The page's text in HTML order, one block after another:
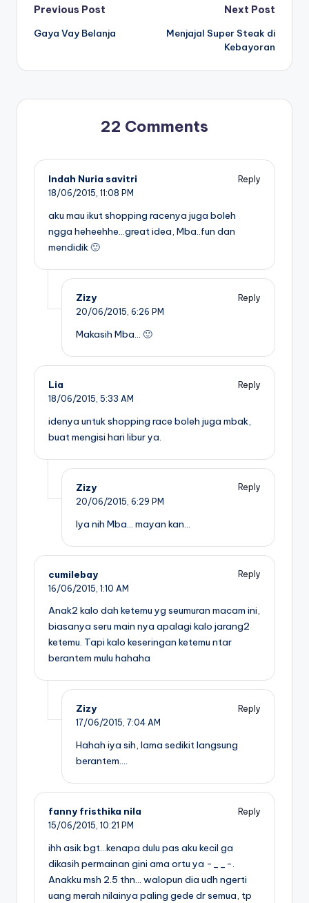
Post
navigation
Previous Post
Gaya Vay Belanja
Next Post
Menjajal Super Steak di
Kebayoran
22 Comments
Indah Nuria savitri
Reply
18/06/2015, 11:08 PM
aku mau ikut shopping racenya juga boleh
ngga heheehhe…great idea, Mba..fun dan
mendidik 🙂
Zizy
Reply
20/06/2015, 6:26 PM
Makasih Mba… 🙂
Lia
Reply
18/06/2015, 5:33 AM
idenya untuk shopping race boleh juga mbak,
buat mengisi hari libur ya.
Zizy
Reply
20/06/2015, 6:29 PM
Iya nih Mba… mayan kan…
cumilebay
Reply
16/06/2015, 1:10 AM
Anak2 kalo dah ketemu yg seumuran macam ini,
biasanya seru main nya apalagi kalo jarang2
ketemu. Tapi kalo keseringan ketemu ntar
berantem mulu hahaha
Zizy
Reply
17/06/2015, 7:04 AM
Hahah iya sih, lama sedikit langsung
berantem….
fanny fristhika nila
Reply
15/06/2015, 10:21 PM
ihh asik bgt…kenapa dulu pas aku kecil ga
dikasih permainan gini ama ortu ya -__-.
Anakku msh 2.5 thn… walopun dia udh ngerti
uang merah nilainya paling gede dr semua, tp